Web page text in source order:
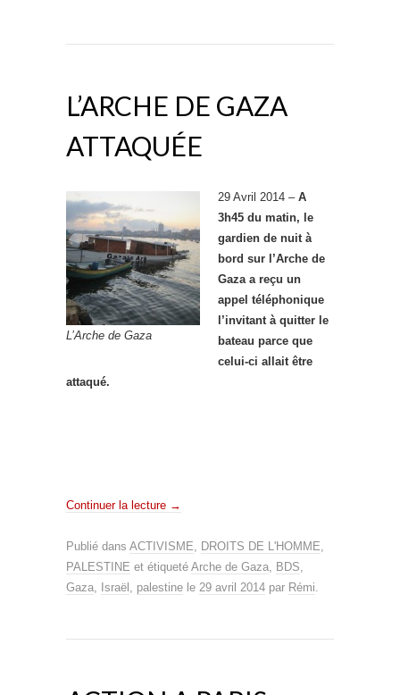
L’ARCHE DE GAZA
ATTAQUÉE
L’Arche de Gaza
29 Avril 2014 –A
3h45 du matin, le
gardien de nuit à
bord sur ​​l’Arche de
Gaza a reçu un
appel téléphonique
l’invitant à quitter le
bateau parce que
celui-ci allait être
attaqué.
Continuer la lecture →
Publié dans ACTIVISME DROITS DE L'HOMME
PALESTINE et étiqueté Arche de Gaza BDS
Gaza
Israël palestine le 29 avril 2014 par Rémi